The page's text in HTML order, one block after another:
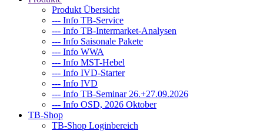
Produkt Übersicht
--- Info TB-Service
--- Info TB-Intermarket-Analysen
--- Info Saisonale Pakete
--- Info WWA
--- Info MST-Hebel
--- Info IVD-Starter
--- Info IVD
--- Info TB-Seminar 26.+27.09.2026
--- Info OSD, 2026 Oktober
TB-Shop
TB-Shop Loginbereich